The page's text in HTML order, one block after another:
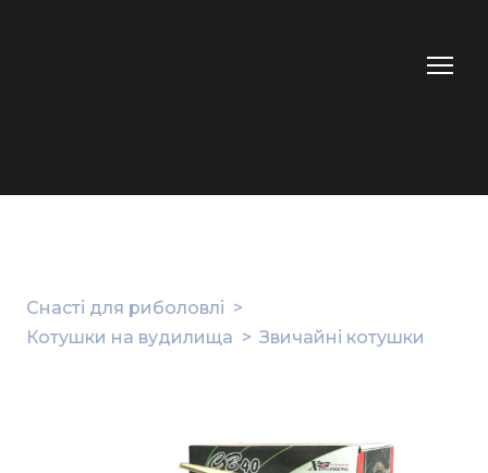
Снасті для риболовлі
Котушки на вудилища
Звичайні котушки